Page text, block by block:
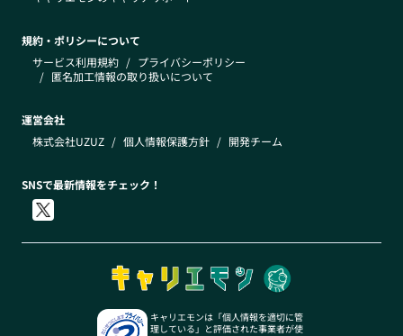
規約・ポリシーについて
サービス利用規約 / プライバシーポリシー
/ 匿名加工情報の取り扱いについて
運営会社
株式会社UZUZ / 個人情報保護方針 / 開発チーム
SNSで最新情報をチェック！
キャリエモンは「個人情報を適切に管
理している」と評価された事業者が使